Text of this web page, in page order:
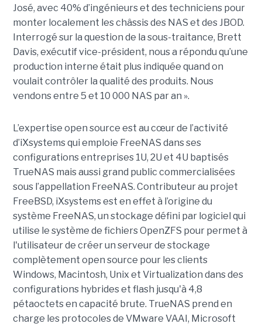
José, avec 40% d’ingénieurs et des techniciens pour
monter localement les châssis des NAS et des JBOD.
Interrogé sur la question de la sous-traitance, Brett
Davis, exécutif vice-président, nous a répondu qu’une
production interne était plus indiquée quand on
voulait contrôler la qualité des produits. Nous
vendons entre 5 et 10 000 NAS par an ».
L’expertise open source est au cœur de l’activité
d’iXsystems qui emploie FreeNAS dans ses
configurations entreprises 1U, 2U et 4U baptisés
TrueNAS mais aussi grand public commercialisées
sous l’appellation FreeNAS. Contributeur au projet
FreeBSD, iXsystems est en effet à l’origine du
système FreeNAS, un stockage défini par logiciel qui
utilise le système de fichiers OpenZFS pour permet à
l'utilisateur de créer un serveur de stockage
complètement open source pour les clients
Windows, Macintosh, Unix et Virtualization dans des
configurations hybrides et flash jusqu'à 4,8
pétaoctets en capacité brute. TrueNAS prend en
charge les protocoles de VMware VAAI, Microsoft